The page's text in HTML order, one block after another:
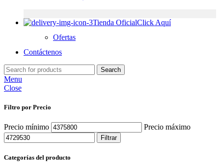
Tienda OficialClick Aquí
Ofertas
Contáctenos
Search
Menu
Close
Filtro por Precio
Precio mínimo Precio máximo
Filtrar
Categorías del producto